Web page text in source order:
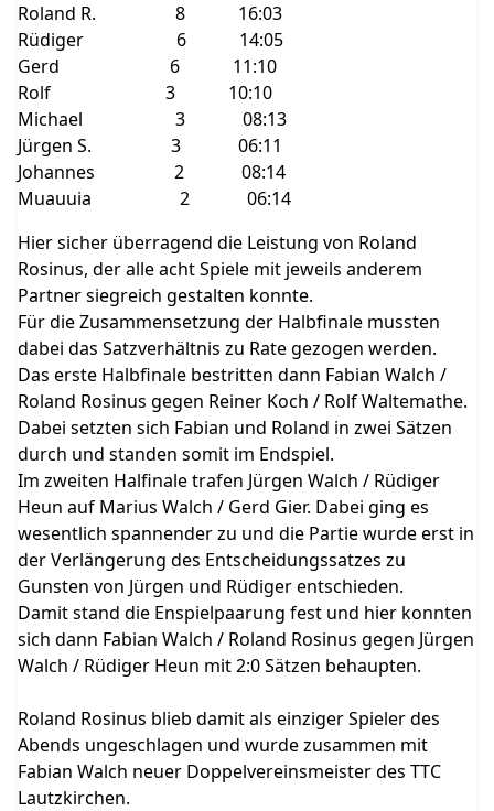
Roland R. 8 16:03
Rüdiger 6 14:05
Gerd 6 11:10
Rolf 3 10:10
Michael 3 08:13
Jürgen S. 3 06:11
Johannes 2 08:14
Muauuia 2 06:14
Hier sicher überragend die Leistung von Roland
Rosinus, der alle acht Spiele mit jeweils anderem
Partner siegreich gestalten konnte.
Für die Zusammensetzung der Halbfinale mussten
dabei das Satzverhältnis zu Rate gezogen werden.
Das erste Halbfinale bestritten dann Fabian Walch /
Roland Rosinus gegen Reiner Koch / Rolf Waltemathe.
Dabei setzten sich Fabian und Roland in zwei Sätzen
durch und standen somit im Endspiel.
Im zweiten Halfinale trafen Jürgen Walch / Rüdiger
Heun auf Marius Walch / Gerd Gier. Dabei ging es
wesentlich spannender zu und die Partie wurde erst in
der Verlängerung des Entscheidungssatzes zu
Gunsten von Jürgen und Rüdiger entschieden.
Damit stand die Enspielpaarung fest und hier konnten
sich dann Fabian Walch / Roland Rosinus gegen Jürgen
Walch / Rüdiger Heun mit 2:0 Sätzen behaupten.
Roland Rosinus blieb damit als einziger Spieler des
Abends ungeschlagen und wurde zusammen mit
Fabian Walch neuer Doppelvereinsmeister des TTC
Lautzkirchen.